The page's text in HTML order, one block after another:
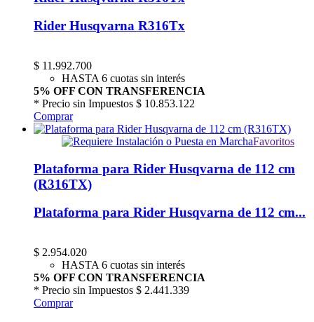
Rider Husqvarna R316Tx
$ 11.992.700
HASTA 6 cuotas sin interés
5% OFF CON TRANSFERENCIA
* Precio sin Impuestos $ 10.853.122
Comprar
Favoritos
Plataforma para Rider Husqvarna de 112 cm
(R316TX)
Plataforma para Rider Husqvarna de 112 cm...
$ 2.954.020
HASTA 6 cuotas sin interés
5% OFF CON TRANSFERENCIA
* Precio sin Impuestos $ 2.441.339
Comprar